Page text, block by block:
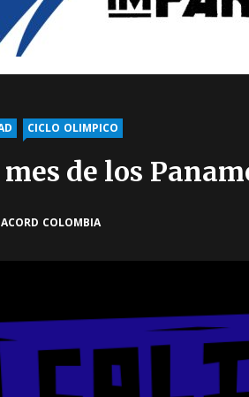
CICLO OLIMPICO
de los
ACORD COLOMBIA